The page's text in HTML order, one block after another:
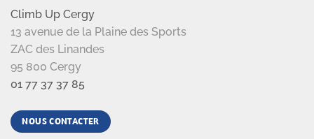
Climb Up Cergy
13 avenue de la Plaine des Sports
ZAC des Linandes
95 800 Cergy
01 77 37 37 85
NOUS CONTACTER